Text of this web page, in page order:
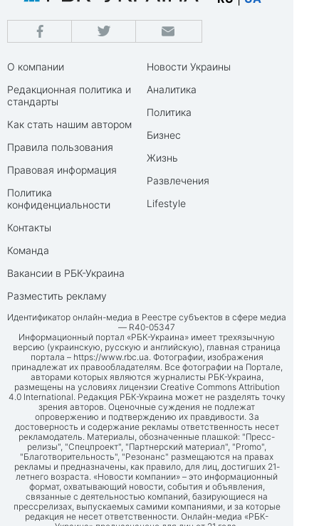
О компании
Редакционная политика и
стандарты
Как стать нашим автором
Правила пользования
Правовая информация
Политика
конфиденциальности
Контакты
Команда
Вакансии в РБК-Украина
Разместить рекламу
Новости Украины
Аналитика
Политика
Бизнес
Жизнь
Развлечения
Lifestyle
Идентификатор онлайн-медиа в Реестре субъектов в сфере медиа
— R40-05347
Информационный портал «РБК-Украина» имеет трехязычную
версию (украинскую, русскую и английскую), главная страница
портала – https://www.rbc.ua. Фотографии, изображения
принадлежат их правообладателям. Все фотографии на Портале,
авторами которых являются журналисты РБК-Украина,
размещены на условиях лицензии Creative Commons Attribution
4.0 International. Редакция РБК-Украина может не разделять точку
зрения авторов. Оценочные суждения не подлежат
опровержению и подтверждению их правдивости. За
достоверность и содержание рекламы ответственность несет
рекламодатель. Материалы, обозначенные плашкой: "Пресс-
релизы", "Спецпроект", "Партнерский материал", "Promo",
"Благотворительность", "Резонанс" размещаются на правах
рекламы и предназначены, как правило, для лиц, достигших 21-
летнего возраста. «Новости компании» – это информационный
формат, охватывающий новости, события и объявления,
связанные с деятельностью компаний, базирующиеся на
прессрелизах, выпускаемых самими компаниями, и за которые
редакция не несет ответственности. Онлайн-медиа «РБК-